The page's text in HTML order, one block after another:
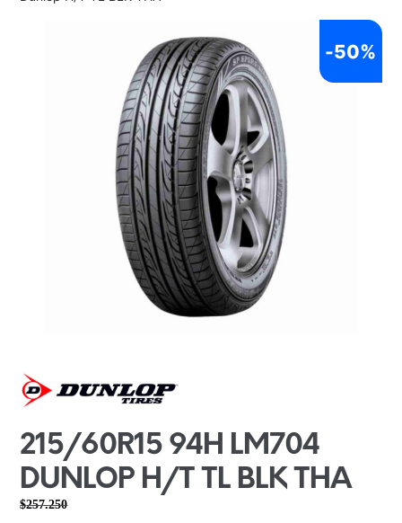
215/60R15 94H LM704
DUNLOP H/T TL BLK THA
$257.250
-50%